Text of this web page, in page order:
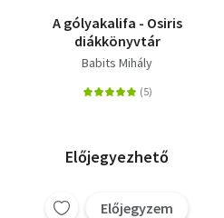
A gólyakalifa - Osiris
diákkönyvtár
Babits Mihály
Előjegyezhető
Előjegyzem